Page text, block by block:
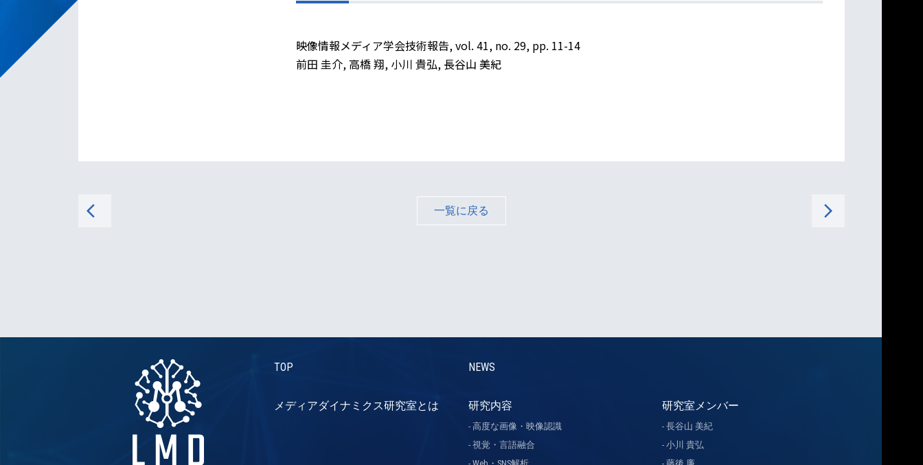
映像情報メディア学会技術報告, vol. 41, no. 29, pp. 11-14
前田 圭介, 高橋 翔, 小川 貴弘, 長谷山 美紀
arrow_back_ios 一覧に戻る arrow_forward_ios
TOP NEWS
メディアダイナミクス研究室とは 研究内容
高度な画像・映像認識
視覚・言語融合
研究室メンバー
長谷山 美紀
小川 貴弘